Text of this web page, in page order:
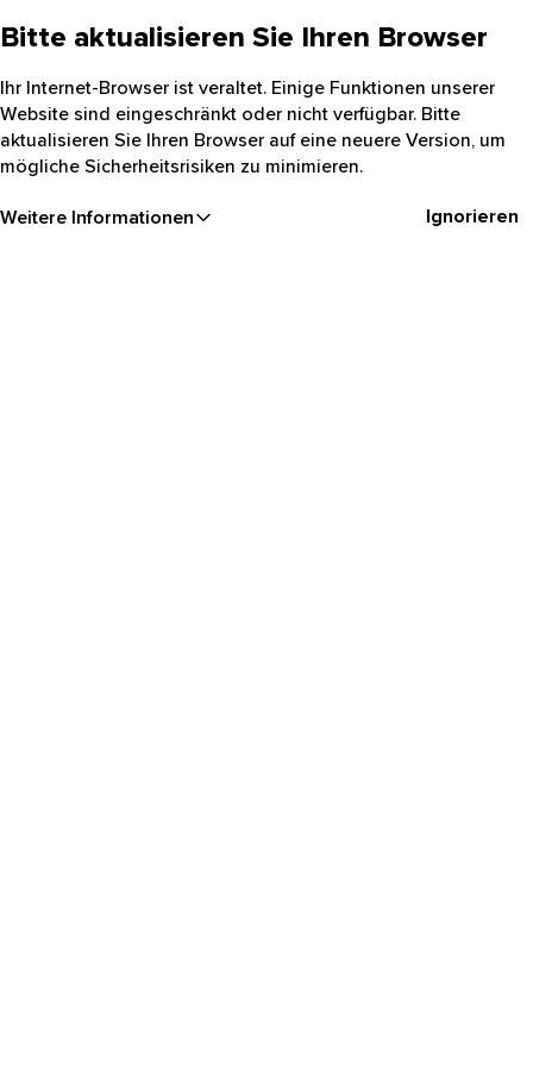
Bitte aktualisieren Sie Ihren Browser
Ihr Internet-Browser ist veraltet. Einige Funktionen unserer
Website sind eingeschränkt oder nicht verfügbar. Bitte
aktualisieren Sie Ihren Browser auf eine neuere Version, um
mögliche Sicherheitsrisiken zu minimieren.
Weitere Informationen Ignorieren